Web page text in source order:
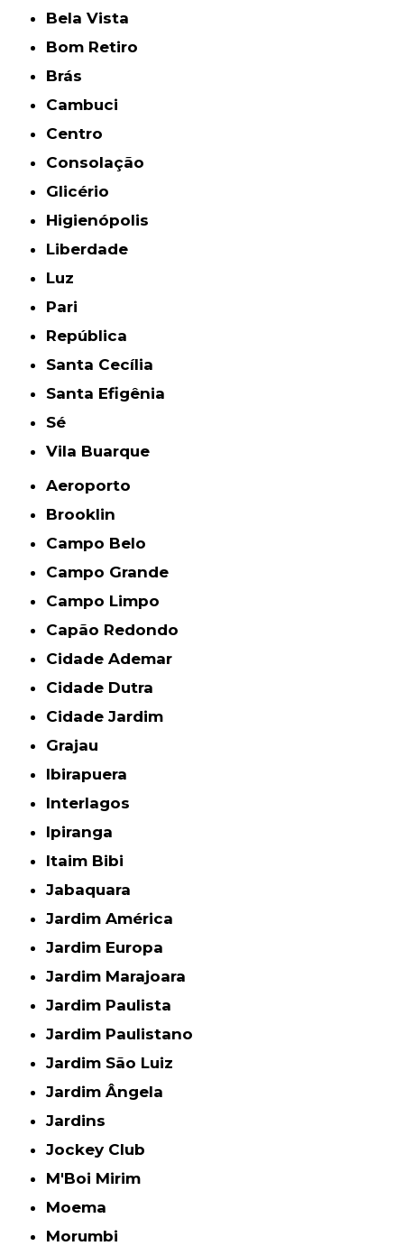
Bela Vista
Bom Retiro
Brás
Cambuci
Centro
Consolação
Glicério
Higienópolis
Liberdade
Luz
Pari
República
Santa Cecília
Santa Efigênia
Sé
Vila Buarque
Aeroporto
Brooklin
Campo Belo
Campo Grande
Campo Limpo
Capão Redondo
Cidade Ademar
Cidade Dutra
Cidade Jardim
Grajau
Ibirapuera
Interlagos
Ipiranga
Itaim Bibi
Jabaquara
Jardim América
Jardim Europa
Jardim Marajoara
Jardim Paulista
Jardim Paulistano
Jardim São Luiz
Jardim Ângela
Jardins
Jockey Club
M'Boi Mirim
Moema
Morumbi